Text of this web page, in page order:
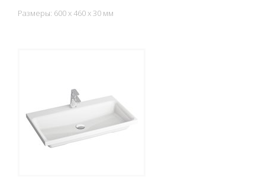
Размеры: 600 x 460 x 30 мм